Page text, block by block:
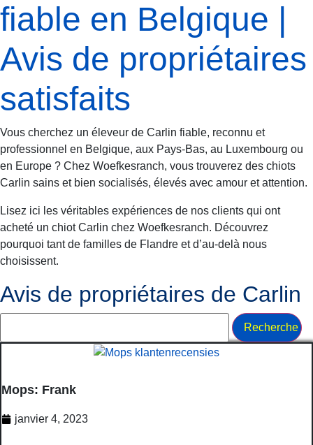
fiable en Belgique |
Avis de propriétaires
satisfaits
Vous cherchez un éleveur de Carlin fiable, reconnu et
professionnel en Belgique, aux Pays-Bas, au Luxembourg ou
en Europe ? Chez Woefkesranch, vous trouverez des chiots
Carlin sains et bien socialisés, élevés avec amour et attention.
Lisez ici les véritables expériences de nos clients qui ont
acheté un chiot Carlin chez Woefkesranch. Découvrez
pourquoi tant de familles de Flandre et d’au-delà nous
choisissent.
Avis de propriétaires de Carlin
Search:
Mops: Frank
janvier 4, 2023